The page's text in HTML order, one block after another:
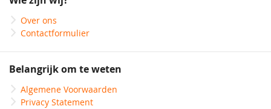
nieuwsbrief
Over ons
Contactformulier
Belangrijk om te weten
Algemene Voorwaarden
Privacy Statement